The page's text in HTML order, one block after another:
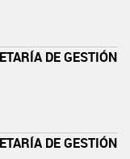
DE GESTIÓN
DE GESTIÓN